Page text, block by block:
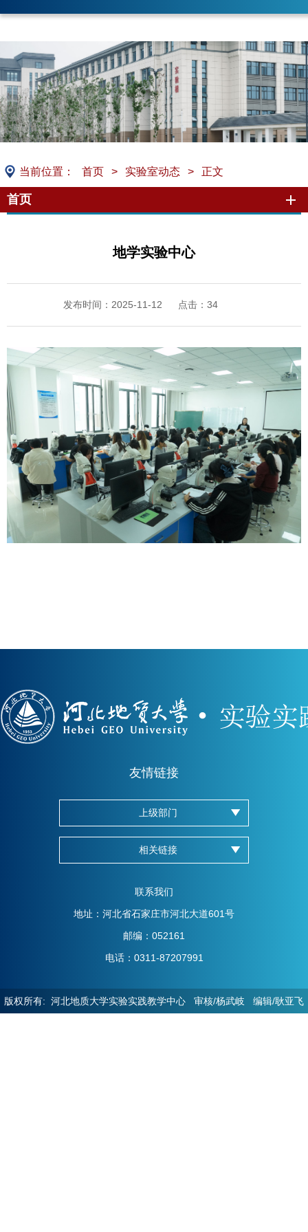
当前位置： 首页 > 实验室动态 > 正文
首页
地学实验中心
发布时间：2025-11-12 点击： 34
友情链接
上级部门
相关链接
联系我们
地址：河北省石家庄市河北大道601号
邮编：052161
电话：0311-87207991
版权所有: 河北地质大学实验实践教学中心 审核/杨武岐 编辑/耿亚飞